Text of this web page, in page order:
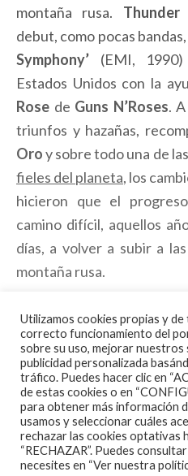
montaña rusa. Thunder
debut, como pocas
Symphony’ (EMI,
Estados Unidos con la
Rose de Guns N’Roses.
triunfos y hazañas,
Oroy sobre todo una de
fieles del planeta, los
hicieron que el
camino difícil, aquellos
días, a volver a subir a
montaña rusa.
THUNDER –
aquí:https://
Utilizamos cookies propias y
correcto funcionamiento del
sobre su uso, mejorar
publicidad personalizada
tráfico. Puedes hacer clic en
de estas cookies o en
para obtener más información
usamos y seleccionar cuáles
rechazar las cookies optativas
“RECHAZAR”. Puedes
necesites en “Ver nuestra